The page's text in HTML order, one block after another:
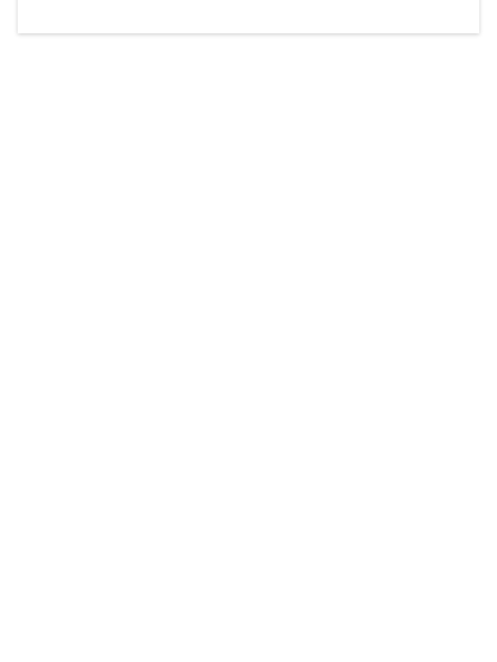
Der Weinbau dominert heute nicht mehr, ist aber integrativer